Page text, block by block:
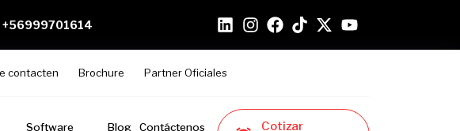
+56999701614
contacten Brochure Partner Oficiales
Software
Blog Contáctenos
Cotizar